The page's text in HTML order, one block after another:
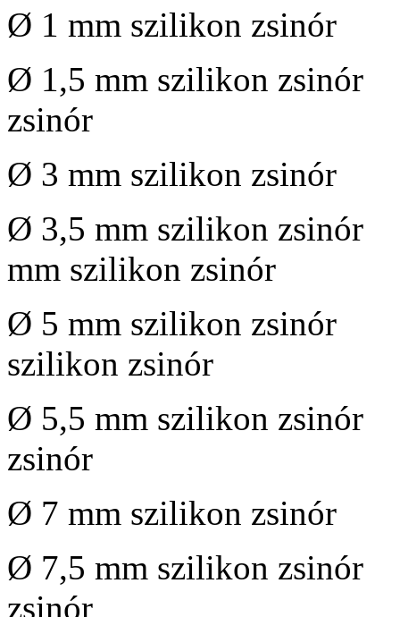
Ø 1 mm szilikon
Ø 1,5 mm szilikon
zsinór
Ø 3 mm szilikon
Ø 3,5 mm szilikon
mm szilikon zsinór
Ø 5 mm szilikon
szilikon zsinór
Ø 5,5 mm szilikon
zsinór
Ø 7 mm szilikon
Ø 7,5 mm szilikon
zsinór